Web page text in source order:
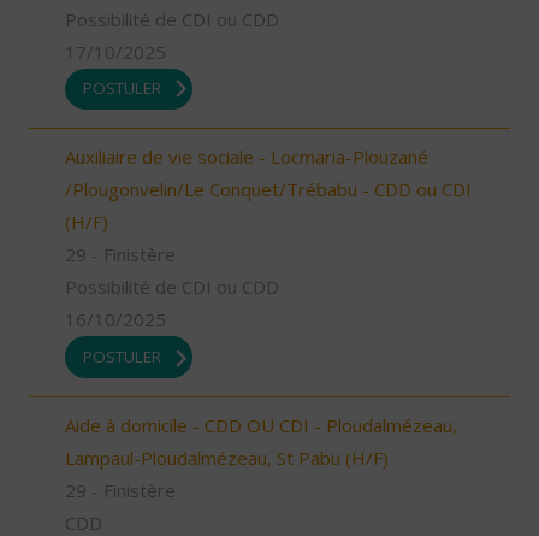
Possibilité de CDI ou CDD
17/10/2025
POSTULER
Auxiliaire de vie sociale - Locmaria-Plouzané
/Plougonvelin/Le Conquet/Trébabu - CDD ou CDI
(H/F)
29 - Finistère
Possibilité de CDI ou CDD
16/10/2025
POSTULER
Aide à domicile - CDD OU CDI - Ploudalmézeau,
Lampaul-Ploudalmézeau, St Pabu (H/F)
29 - Finistère
CDD